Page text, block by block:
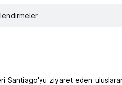
Santiago'yu ziyaret eden